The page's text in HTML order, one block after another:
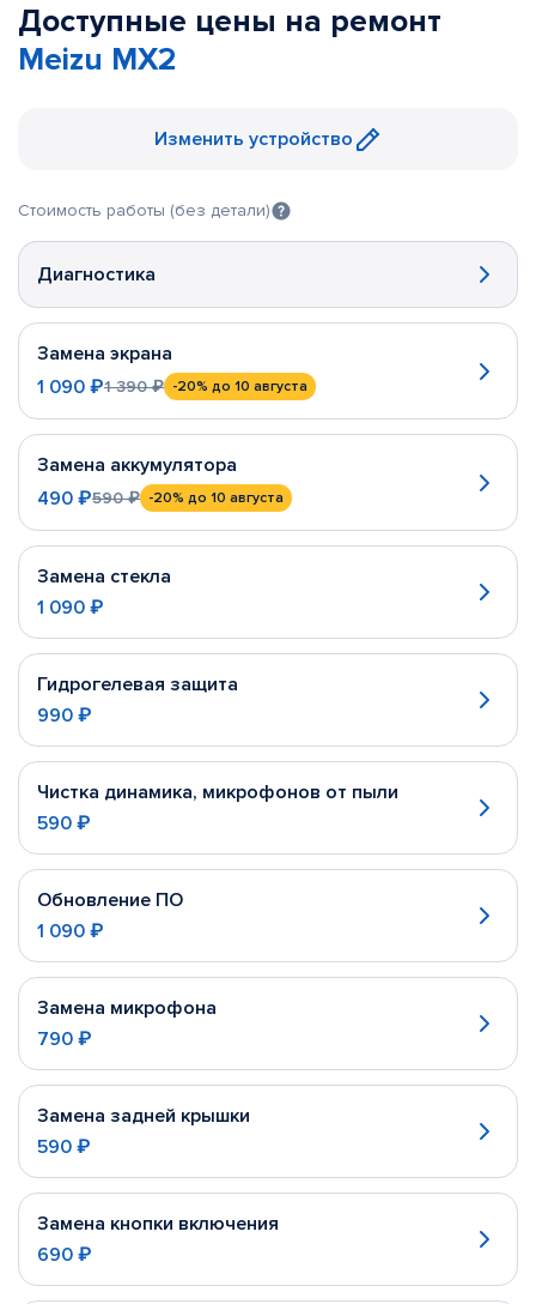
Доступные цены на ремонт
Meizu MX2
Изменить устройство
Стоимость работы (без детали)
Диагностика
Замена экрана
1 090 ₽1 390 ₽ -20% до 10 августа
Замена аккумулятора
490 ₽590 ₽ -20% до 10 августа
Замена стекла
1 090 ₽
Гидрогелевая защита
990 ₽
Чистка динамика, микрофонов от пыли
590 ₽
Обновление ПО
1 090 ₽
Замена микрофона
790 ₽
Замена задней крышки
590 ₽
Замена кнопки включения
690 ₽